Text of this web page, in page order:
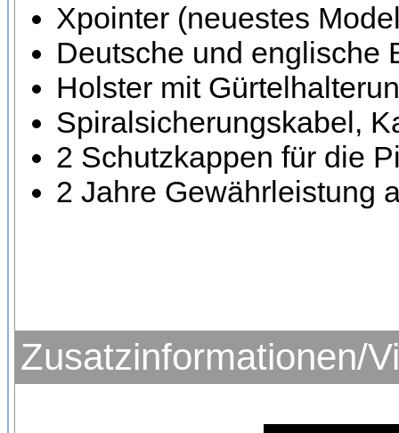
Xpointer (neuestes
Deutsche und englische
Holster mit
Spiralsicherungskabel,
2 Schutzkappen für die
2 Jahre Gewährleistung
Zusatzinformationen/